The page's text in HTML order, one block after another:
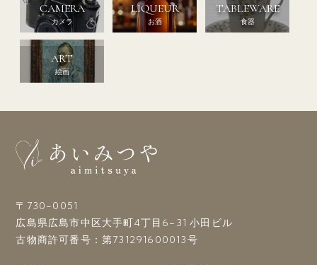
CAMERA
カメラ
LIQUEUR
お酒
TABLEWARE
食器
ART
絵画
〒730-0051
広島県広島市中区大手町4丁目6-31 小田ビル
古物商許可番号：第731291600013号